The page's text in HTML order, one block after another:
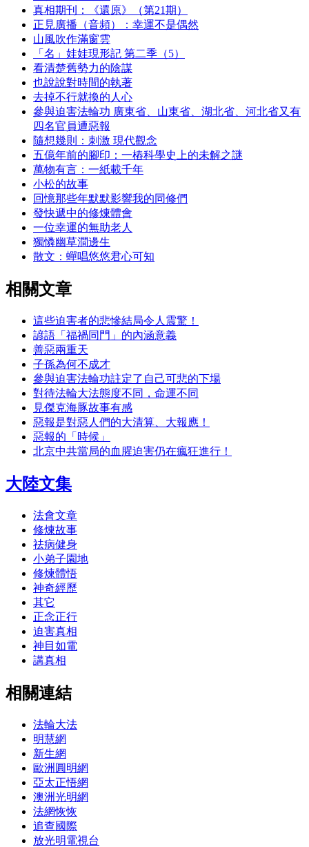
真相期刊：《還原》（第21期）
正見廣播（音頻）：幸運不是偶然
山風吹作滿窗雲
「名」娃娃現形記 第二季（5）
看清楚舊勢力的陰謀
也說說對時間的執著
去掉不行就換的人心
參與迫害法輪功 廣東省、山東省、湖北省、河北省又有
四名官員遭惡報
隨想幾則：刺激 現代觀念
五億年前的腳印：一樁科學史上的未解之謎
萬物有言：一紙載千年
小松的故事
回憶那些年默默影響我的同修們
發快遞中的修煉體會
一位幸運的無助老人
獨憐幽草澗邊生
散文：蟬唱悠悠君心可知
相關文章
這些迫害者的悲慘結局令人震驚！
諺語「福禍同門」的內涵意義
善惡兩重天
子孫為何不成才
參與迫害法輪功註定了自己可悲的下場
對待法輪大法態度不同，命運不同
見傑克海豚故事有感
惡報是對惡人們的大清算、大報應！
惡報的「時候」
北京中共當局的血腥迫害仍在瘋狂進行！
大陸文集
法會文章
修煉故事
祛病健身
小弟子園地
修煉體悟
神奇經歷
其它
正念正行
迫害真相
神目如電
講真相
相關連結
法輪大法
明慧網
新生網
歐洲圓明網
亞太正悟網
澳洲光明網
法網恢恢
追查國際
放光明電視台